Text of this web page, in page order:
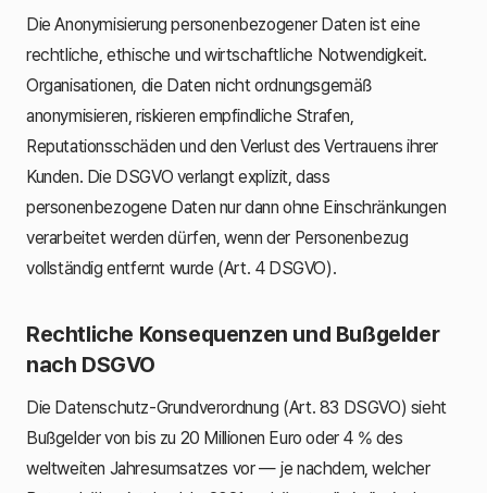
Die Anonymisierung personenbezogener Daten ist eine
rechtliche, ethische und wirtschaftliche Notwendigkeit.
Organisationen, die Daten nicht ordnungsgemäß
anonymisieren, riskieren empfindliche Strafen,
Reputationsschäden und den Verlust des Vertrauens ihrer
Kunden. Die DSGVO verlangt explizit, dass
personenbezogene Daten nur dann ohne Einschränkungen
verarbeitet werden dürfen, wenn der Personenbezug
vollständig entfernt wurde (Art. 4 DSGVO).
Rechtliche Konsequenzen und Bußgelder
nach DSGVO
Die Datenschutz-Grundverordnung (Art. 83 DSGVO) sieht
Bußgelder von bis zu 20 Millionen Euro oder 4 % des
weltweiten Jahresumsatzes vor — je nachdem, welcher